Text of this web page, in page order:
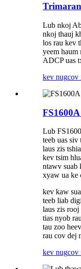
Trimaran
Lub nkoj
nkoj thauj
los rau kev
yeem haum
ADCP uas
kev nugcov
Lub
teeb uas
laus zis
kev tsim
ntawv suab
xyaw ua ke
kev kaw
teeb liab
laus zis
tias nyob
tau zoo
rau cov dej
kev nugcov